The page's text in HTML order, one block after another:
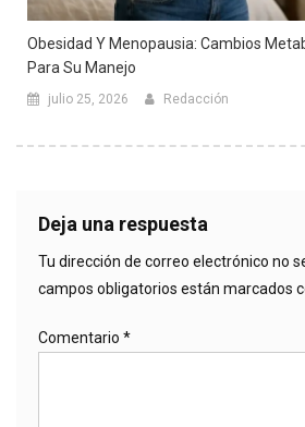
Obesidad Y Menopausia: Cambios
Para Su Manejo
julio 25, 2026 Redacción
Deja una respuesta
Tu dirección de correo electrónico no
campos obligatorios están marcados
Comentario *